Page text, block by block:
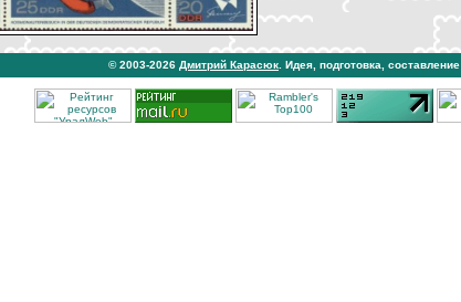
© 2003-2026 Дмитрий Карасюк . Идея, подготовка, составление